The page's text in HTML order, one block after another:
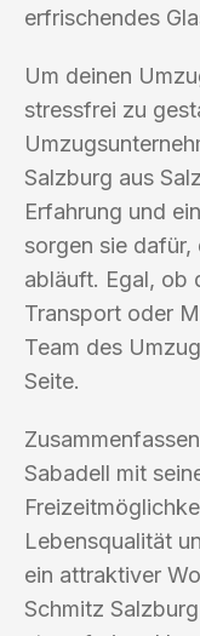
erfrischendes
Um deinen
stressfrei zu
Salzburg aus
Erfahrung und
sorgen sie
abläuft. Egal, ob
Transport oder
Team des
Seite.
Sabadell mit
Lebensqualität
ein attraktiver
Schmitz